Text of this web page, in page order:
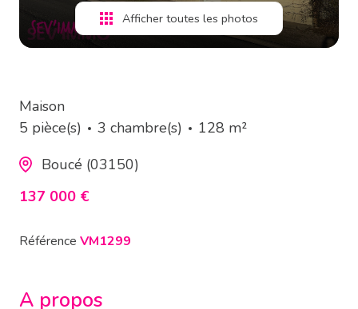
Afficher toutes les photos
Maison
5 pièce(s)
3 chambre(s)
128 m²
Boucé (03150)
137 000 €
Référence VM1299
A propos